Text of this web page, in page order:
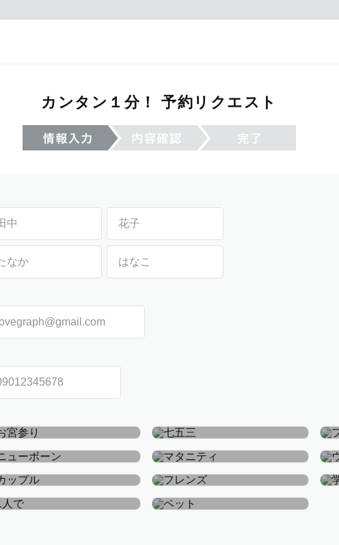
カンタン１分！ 予約リクエスト
お宮参り・お食い初め
七五三
ニューボーン
マタニティ